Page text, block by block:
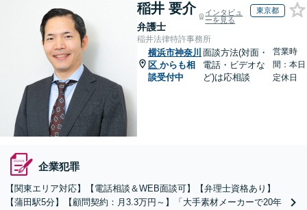
稲井 要介
弁護士
インタビュ
ーを見る
東京都
稲井法律特許事務所
横浜市神奈川
区 からも相
談受付中
面談方法(対面・
電話・ビデオな
ど)は応相談
営業時
間：本日
定休日
企業犯罪
【関東エリア対応】【電話相談＆WEB面談可】【弁理士資格あり】
【蒲田駅5分】【顧問契約：月3.3万円～】「大手素材メーカーで20年